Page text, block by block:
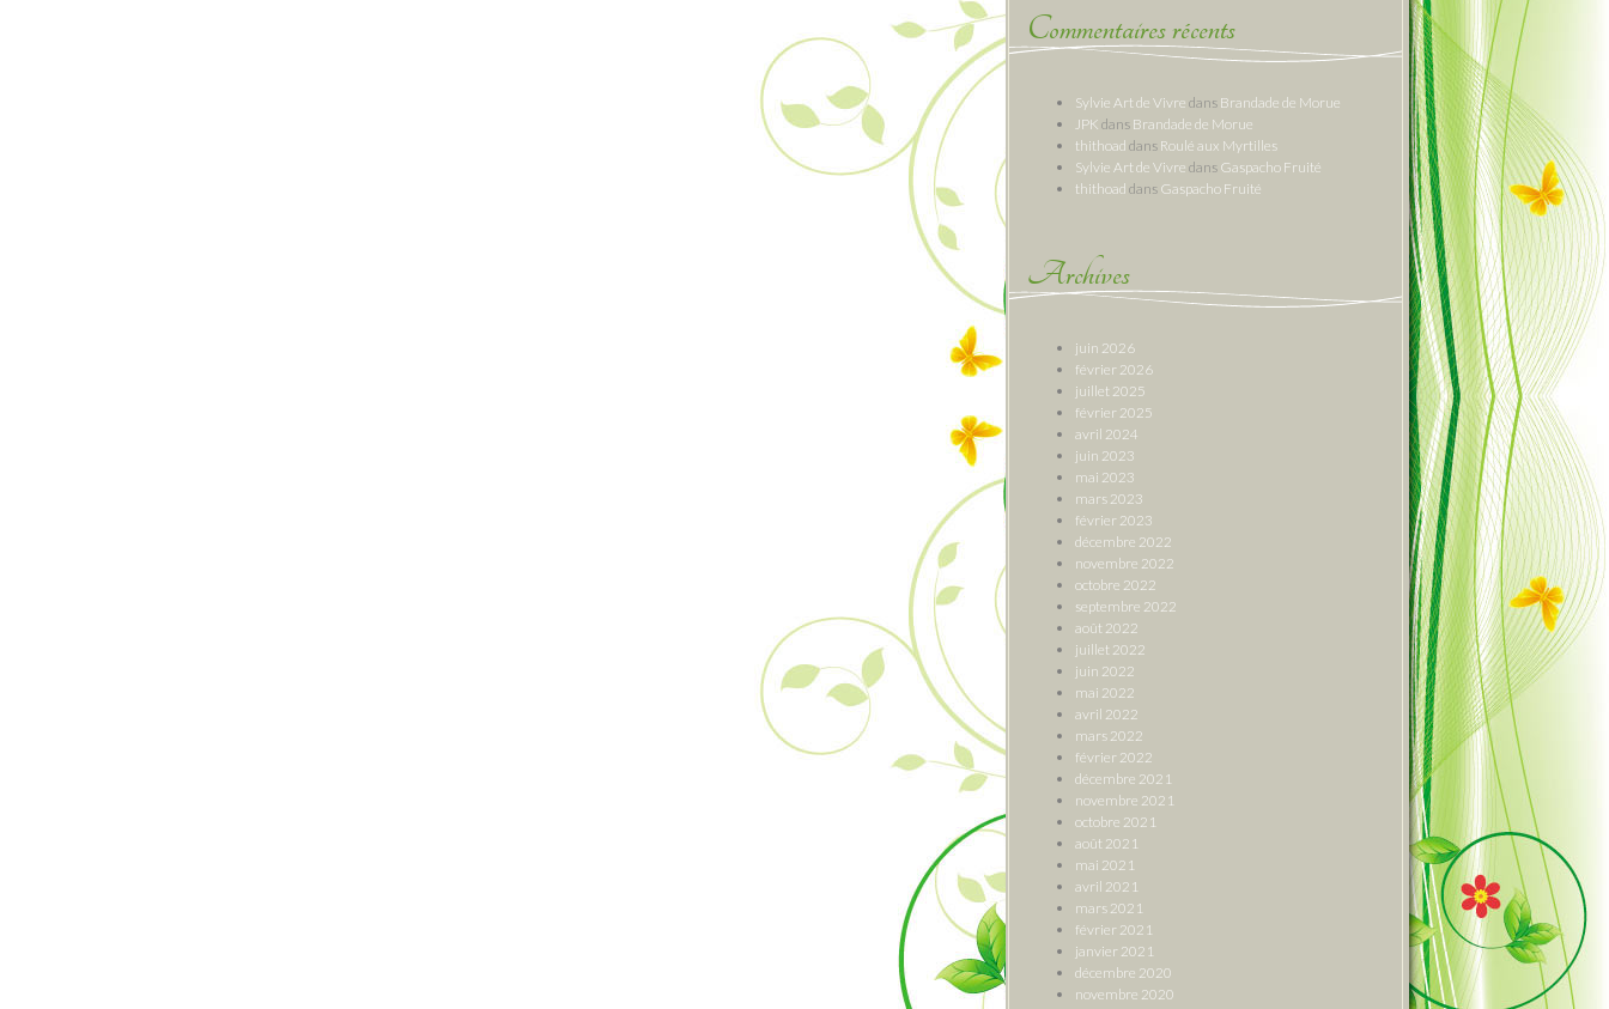
Commentaires récents
Sylvie Art de Vivre dans Brandade de Morue
JPK dans Brandade de Morue
thithoad dans Roulé aux Myrtilles
Sylvie Art de Vivre dans Gaspacho Fruité
thithoad dans Gaspacho Fruité
Archives
juin 2026
février 2026
juillet 2025
février 2025
avril 2024
juin 2023
mai 2023
mars 2023
février 2023
décembre 2022
novembre 2022
octobre 2022
septembre 2022
août 2022
juillet 2022
juin 2022
mai 2022
avril 2022
mars 2022
février 2022
décembre 2021
novembre 2021
octobre 2021
août 2021
mai 2021
avril 2021
mars 2021
février 2021
janvier 2021
décembre 2020
novembre 2020